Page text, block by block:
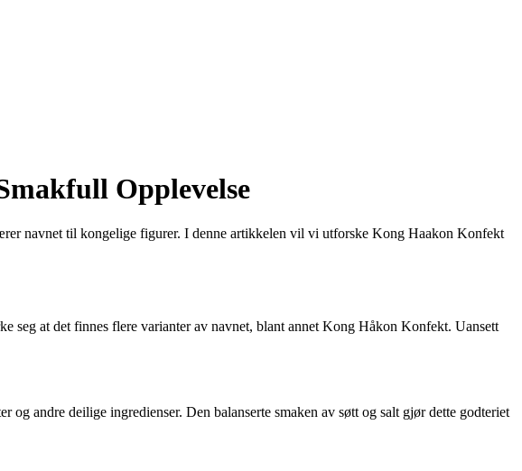
Opplevelse
navnet til kongelige figurer. I denne artikkelen vil vi utforske Kong Haakon Konfekt
at det finnes flere varianter av navnet, blant annet Kong Håkon Konfekt. Uansett
andre deilige ingredienser. Den balanserte smaken av søtt og salt gjør dette godteriet